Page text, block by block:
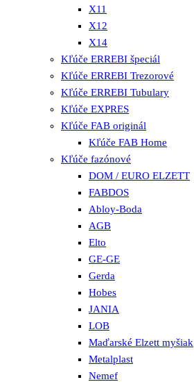
X11
X12
X14
Kľúče ERREBI špeciál
Kľúče ERREBI Trezorové
Kľúče ERREBI Tubulary
Kľúče EXPRES
Kľúče FAB originál
Kľúče FAB Home
Kľúče fazónové
DOM / EURO ELZETT
FABDOS
Abloy-Boda
AGB
Elto
GE-GE
Gerda
Hobes
JANIA
LOB
Maďarské Elzett myšiak
Metalplast
Nemef